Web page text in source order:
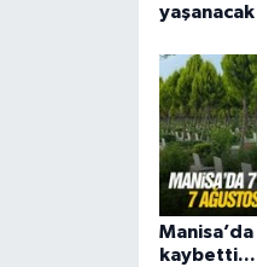
yaşanacak
Manisa’da